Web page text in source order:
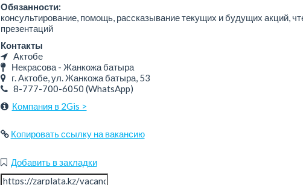
Обязанности:
консультирование, помощь, рассказывание текущих и будущих акций,
презентаций
Контакты
Актобе
Некрасова - Жанкожа батыра
г. Актобе, ул. Жанкожа батыра, 53
8-777-700-6050 (WhatsApp)
Компания в 2Gis >
Копировать ссылку на вакансию
Добавить в закладки